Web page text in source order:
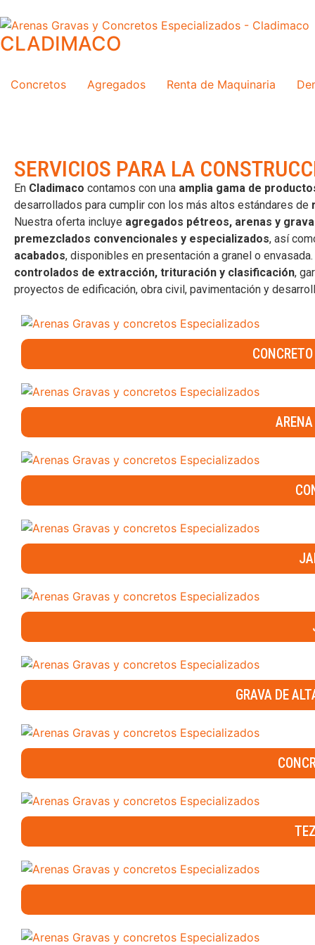
CLADIMACO
Concretos Agregados Renta de Maquinaria
SERVICIOS PARA LA
En Cladimaco contamos con una amplia gama de
desarrollados para cumplir con los más altos estándares de
Nuestra oferta incluye agregados pétreos, arenas y
premezclados convencionales y especializados, así
acabados, disponibles en presentación a granel o
controlados de extracción, trituración y clasificación,
proyectos de edificación, obra civil, pavimentación y
GRAVA DE